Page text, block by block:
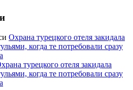
Охрана турецкого отеля закидала
когда те потребовали сразу
турецкого отеля закидала
когда те потребовали сразу